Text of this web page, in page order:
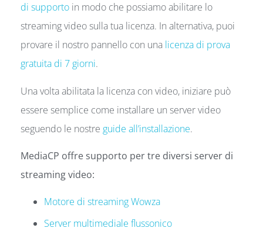
di supporto in modo che possiamo abilitare lo
streaming video sulla tua licenza. In alternativa, puoi
provare il nostro pannello con una licenza di prova
gratuita di 7 giorni.
Una volta abilitata la licenza con video, iniziare può
essere semplice come installare un server video
seguendo le nostre guide all’installazione.
MediaCP offre supporto per tre diversi server di
streaming video:
Motore di streaming Wowza
Server multimediale flussonico